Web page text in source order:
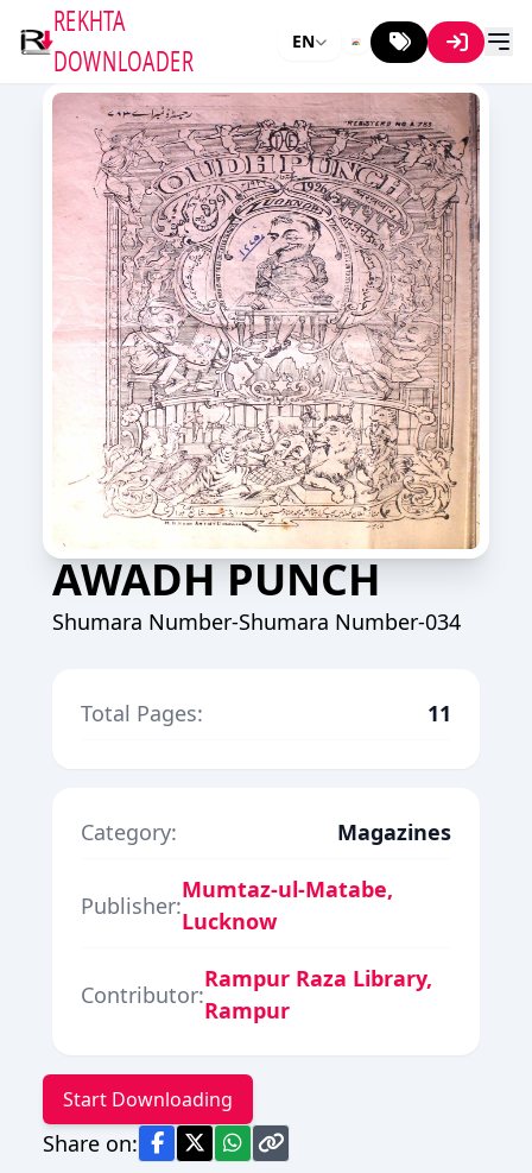
REKHTA
DOWNLOADER
EN
AWADH PUNCH
Shumara Number-Shumara Number-034
Total Pages: 11
Category: Magazines
Publisher:
Mumtaz-ul-Matabe,
Lucknow
Contributor:
Rampur Raza Library,
Rampur
Start Downloading
Share on: